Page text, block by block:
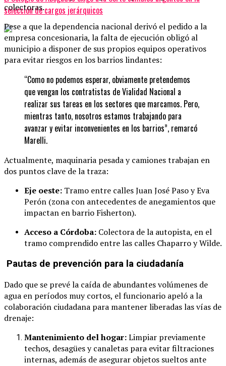
selección de cargos jerárquicos
colectoras.
Pese a que la dependencia nacional derivó el pedido a la
empresa concesionaria, la falta de ejecución obligó al
municipio a disponer de sus propios equipos operativos
para evitar riesgos en los barrios lindantes:
“Como no podemos esperar, obviamente pretendemos
que vengan los contratistas de Vialidad Nacional a
realizar sus tareas en los sectores que marcamos. Pero,
mientras tanto, nosotros estamos trabajando para
avanzar y evitar inconvenientes en los barrios”, remarcó
Marelli.
Actualmente, maquinaria pesada y camiones trabajan en
dos puntos clave de la traza:
Eje oeste: Tramo entre calles Juan José Paso y Eva
Perón (zona con antecedentes de anegamientos que
impactan en barrio Fisherton).
Acceso a Córdoba: Colectora de la autopista, en el
tramo comprendido entre las calles Chaparro y Wilde.
Pautas de prevención para la ciudadanía
Dado que se prevé la caída de abundantes volúmenes de
agua en períodos muy cortos, el funcionario apeló a la
colaboración ciudadana para mantener liberadas las vías de
drenaje:
Mantenimiento del hogar:Limpiar previamente
techos, desagües y canaletas para evitar filtraciones
internas, además de asegurar objetos sueltos ante